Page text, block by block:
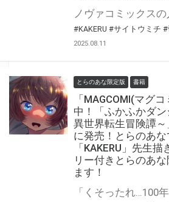
#KAKERU #サイトウミチ #
2025.08.11
とらのあな限定版 書籍
「MAGCOMI(マグ
中！「ふかふかダ
異世界転生冒険譚
に発売！とらのあ
「KAKERU」先生
リー付きとらのあ
ます！